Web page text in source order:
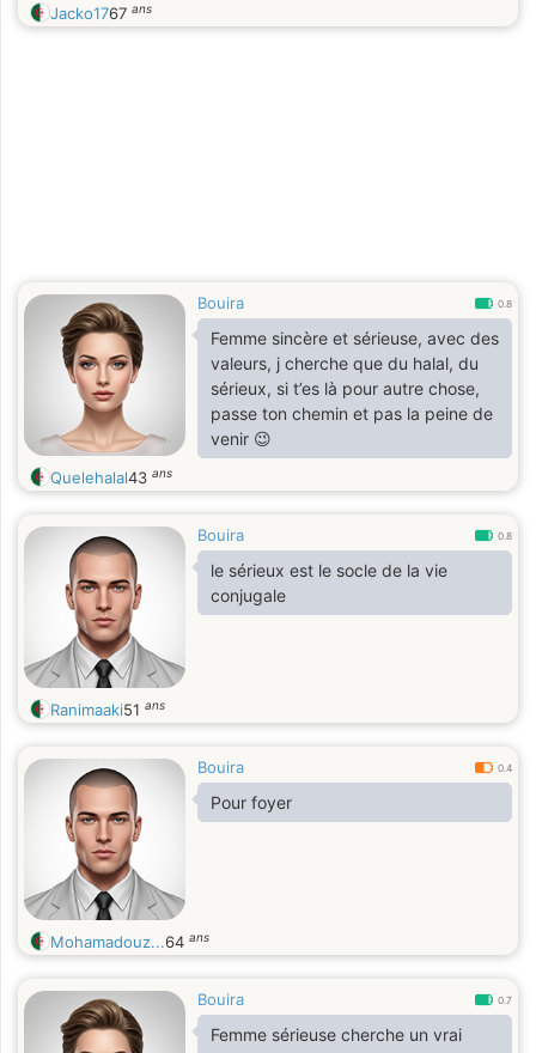
Jacko1767 ans
Bouira 0.8
Femme sincère et sérieuse, avec des
valeurs, j cherche que du halal, du
sérieux, si t’es là pour autre chose,
passe ton chemin et pas la peine de
venir 😉
Quelehalal43 ans
Bouira 0.8
le sérieux est le socle de la vie
conjugale
Ranimaaki51 ans
Bouira 0.4
Pour foyer
Mohamadouz...64 ans
Bouira 0.7
Femme sérieuse cherche un vrai